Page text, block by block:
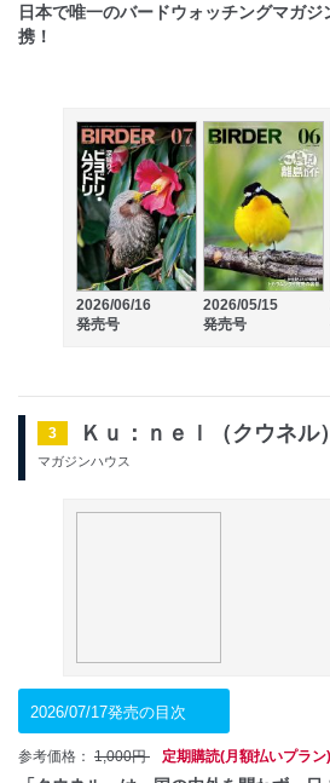
日本で唯一のバードウォッチングマガ
携！
2026/06/16
発売号
2026/05/15
発売号
3 Ｋｕ：ｎｅｌ（クウネル）
マガジンハウス
2026/07/17発売の目次
参考価格： 1,000円 定期購読(月額払いプラ